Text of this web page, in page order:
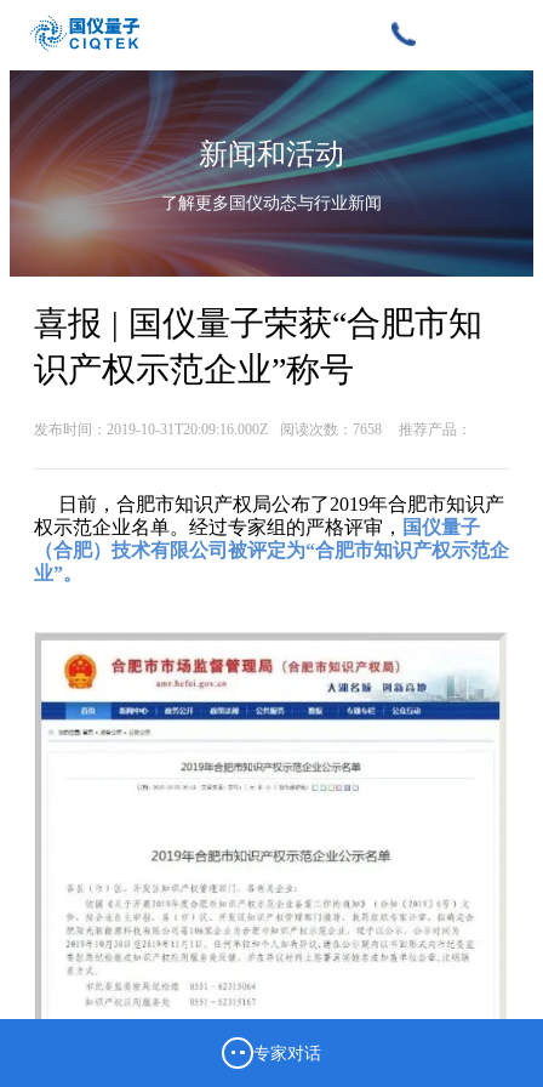
新闻和活动
了解更多国仪动态与行业新闻
喜报 | 国仪量子荣获“合肥市知
识产权示范企业”称号
发布时间：2019-10-31T20:09:16.000Z 阅读次数：7658 推荐产品：
日前，合肥市知识产权局公布了2019年合肥市知识产
权示范企业名单。经过专家组的严格评审， 国仪量子
（合肥）技术有限公司被评定为“合肥市知识产权示范企
业”。
专家对话